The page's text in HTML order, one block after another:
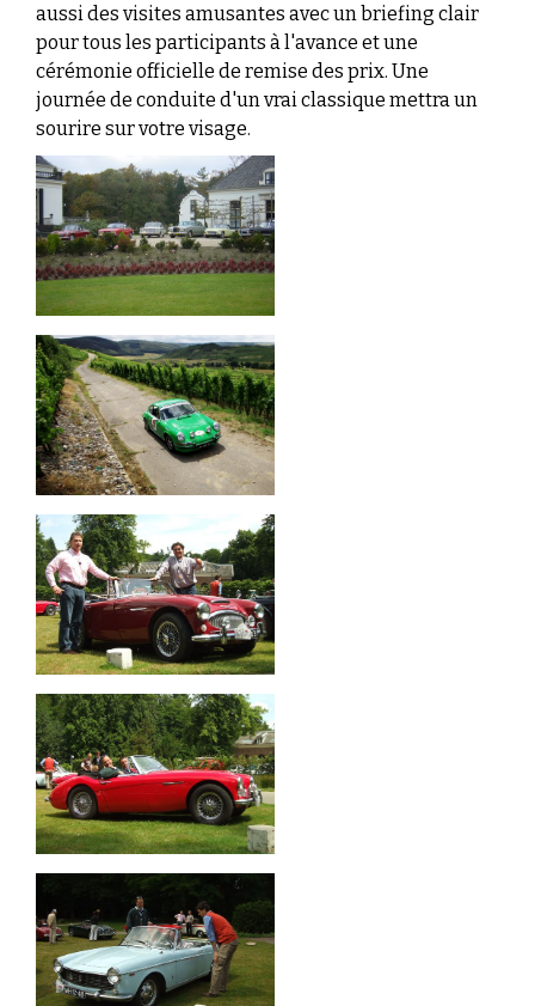
aussi des visites amusantes avec un briefing clair
pour tous les participants à l'avance et une
cérémonie officielle de remise des prix. Une
journée de conduite d'un vrai classique mettra un
sourire sur votre visage.